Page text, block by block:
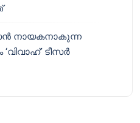
നായകനാകുന്ന
ടീസർ